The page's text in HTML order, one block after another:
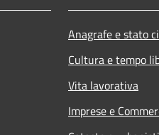
Anagrafe e stato
Cultura e tempo
Vita lavorativa
Imprese e